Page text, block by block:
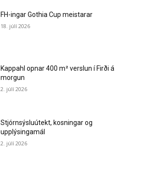
FH-ingar Gothia Cup meistarar
18. júlí 2026
Kappahl opnar 400 m² verslun í Firði á
morgun
2. júlí 2026
Stjórnsýsluútekt, kosningar og
upplýsingamál
2. júlí 2026